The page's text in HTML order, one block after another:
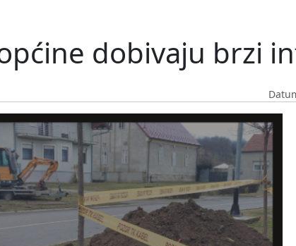
dobivaju brzi